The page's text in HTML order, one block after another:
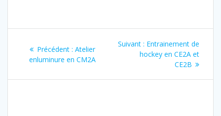
l’article
Précédent : Article
précédent
Atelier
enluminure en CM2A
Suivant : Article
suivant
Entrainement de
hockey en CE2A et
CE2B